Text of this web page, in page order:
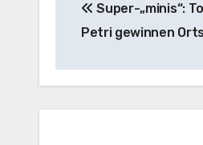
Super-„minis“:
Petri gewinnen